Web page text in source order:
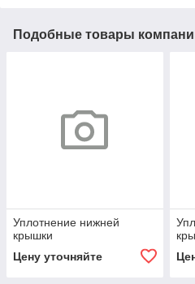
Подобные товары
Уплотнение нижней
крышки
Цену уточняйте